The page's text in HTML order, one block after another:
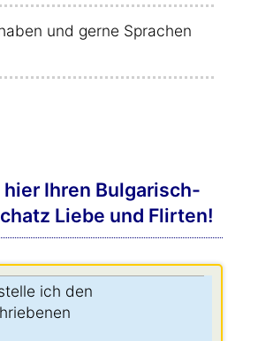
und gerne Sprachen
Ihren Bulgarisch-
Liebe und Flirten!
ich den